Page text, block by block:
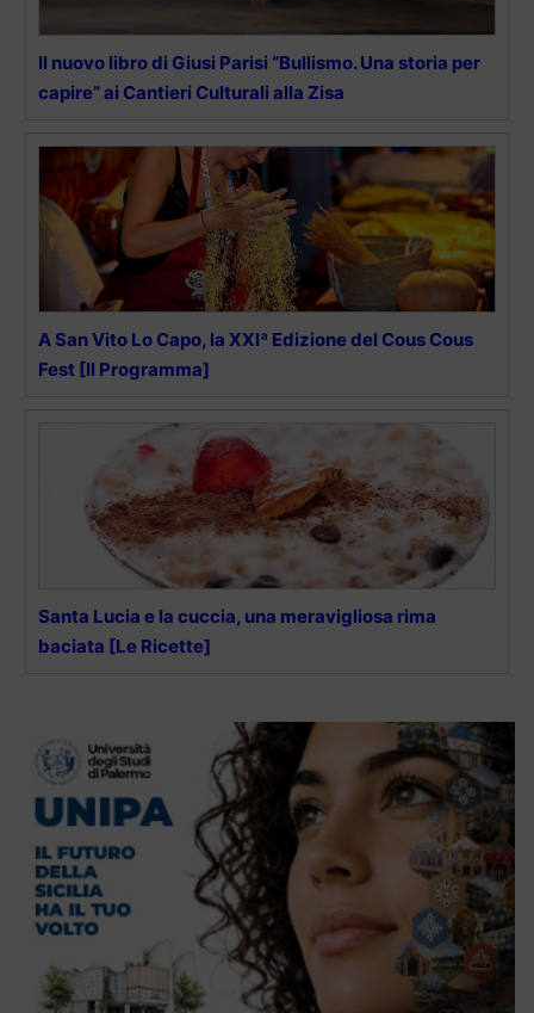
Il nuovo libro di Giusi Parisi “Bullismo. Una storia per
capire” ai Cantieri Culturali alla Zisa
A San Vito Lo Capo, la XXIª Edizione del Cous Cous
Fest [Il Programma]
Santa Lucia e la cuccia, una meravigliosa rima
baciata [Le Ricette]